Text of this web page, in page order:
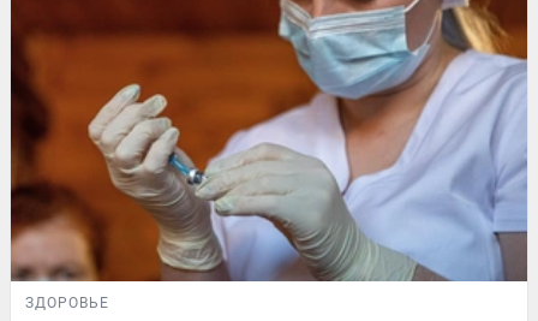
ЗДОРОВЬЕ